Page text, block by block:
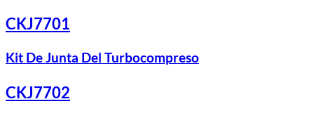
CKJ7701
Kit De Junta Del Turbocompreso
CKJ7702